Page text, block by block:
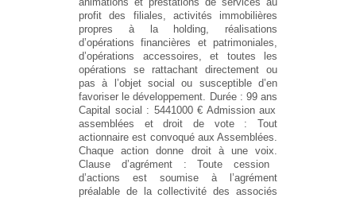
profit des filiales, activités immobilières
propres à la holding, réalisations
d’opérations financières et patrimoniales,
d’opérations accessoires, et toutes les
opérations se rattachant directement ou
pas à l’objet social ou susceptible d’en
favoriser le développement. Durée : 99 ans
Capital social : 5441000 € Admission aux
assemblées et droit de vote : Tout
actionnaire est convoqué aux Assemblées.
Chaque action donne droit à une voix.
Clause d’agrément :Toute cession
d’actions est soumise à l’agrément
préalable de la collectivité des associés